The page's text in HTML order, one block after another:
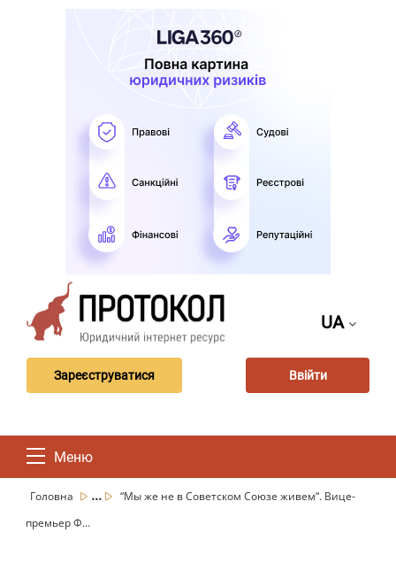
UA
Зареєструватися Ввійти
Меню
Головна ...
“Мы же не в Советском Союзе живем“. Вице-
премьер Ф...